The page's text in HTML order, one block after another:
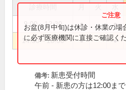
9:00～12:30 ● ●
14:30～18:00 ● ●
お盆(8月中旬)は休診・休業の場
に必ず医療機関に直接ご確認くだ
備考: 新患受付時間
午前 - 新患の方は12:00まで